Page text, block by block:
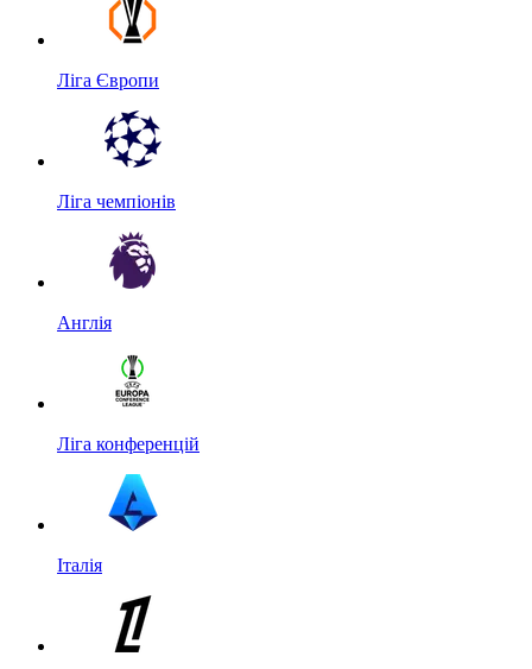
Ліга Європи
Ліга чемпіонів
Англія
Ліга конференцій
Італія